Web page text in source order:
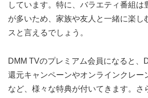
しています。特に、バラエティ番組は
が多いため、家族や友人と一緒に楽し
スと言えるでしょう。
DMM TVのプレミアム会員になると、
還元キャンペーンやオンラインクレー
など、様々な特典が付いてきます。さ